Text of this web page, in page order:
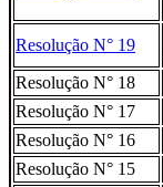
Resolução N° 19
Resolução N° 18
Resolução N° 17
Resolução N° 16
Resolução N° 15